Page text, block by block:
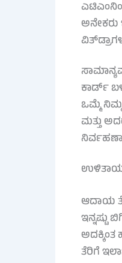
ಕಾರ್ಡ್
ಒಮ್ಮೆ
ಮತ್ತು
ನಿರ್ವಹಣಾ
ಉಳಿತಾಯ
ಆದಾಯ
ತೆರಿಗೆ